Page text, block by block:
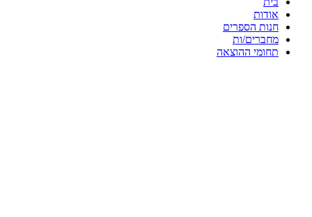
אודות
חנות הספרים
מחברים/ות
תחומי ההוצאה